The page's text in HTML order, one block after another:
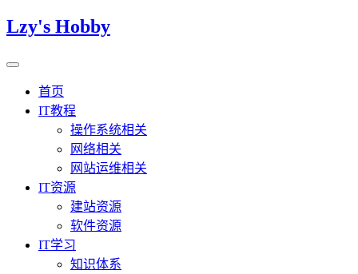
Lzy's Hobby
首页
IT教程
操作系统相关
网络相关
网站运维相关
IT资源
建站资源
软件资源
IT学习
知识体系